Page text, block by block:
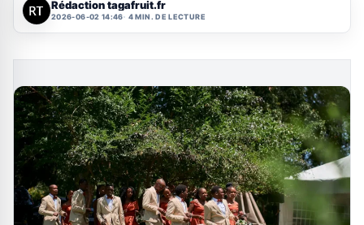
Rédaction tagafruit.fr
2026-06-02 14:46 4 MIN. DE LECTURE